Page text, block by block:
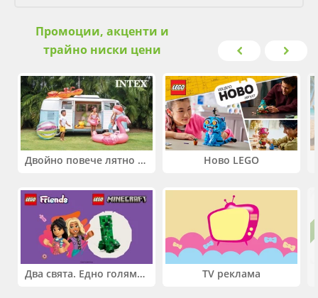
Промоции, акценти и
трайно ниски цени
Двойно повече лятно забавление! Купи 2 продукта INTEX и вземи -33%
Два свята. Едно голямо приключение. Купи 2 продукта LEGO® Friends и/или LEGO® Minecraft и вземи -27%
Ново LEGO
TV реклама